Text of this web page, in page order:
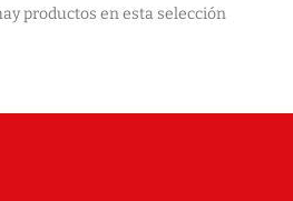
productos en esta selección